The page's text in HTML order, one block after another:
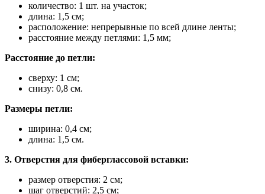
количество: 1 шт. на участок;
длина: 1,5 см;
расположение: непрерывные по всей длине ленты;
расстояние между петлями: 1,5 мм;
Расстояние до петли:
сверху: 1 см;
снизу: 0,8 см.
Размеры петли:
ширина: 0,4 см;
длина: 1,5 см.
3. Отверстия для фиберглассовой вставки:
размер отверстия: 2 см;
шаг отверстий: 2,5 см;